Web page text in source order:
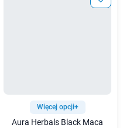
Więcej opcji+
Aura Herbals Black Maca